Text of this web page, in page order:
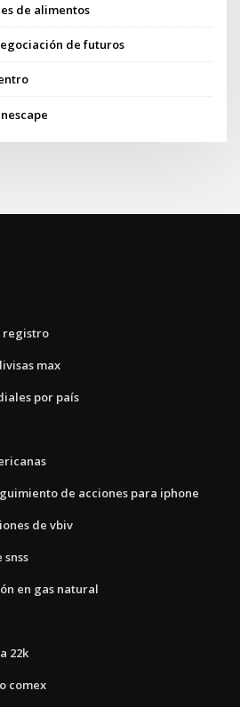
de alimentos
de futuros
registro
max
por país
de acciones para iphone
de vbiv
snss
en gas natural
22k
comex